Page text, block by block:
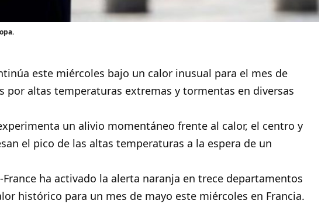
este miércoles bajo un calor inusual para el mes de
por altas temperaturas extremas y tormentas en diversas
un alivio momentáneo frente al calor, el centro y
el pico de las altas temperaturas a la espera de un
ha activado la alerta naranja en trece departamentos
histórico para un mes de mayo este miércoles en Francia.